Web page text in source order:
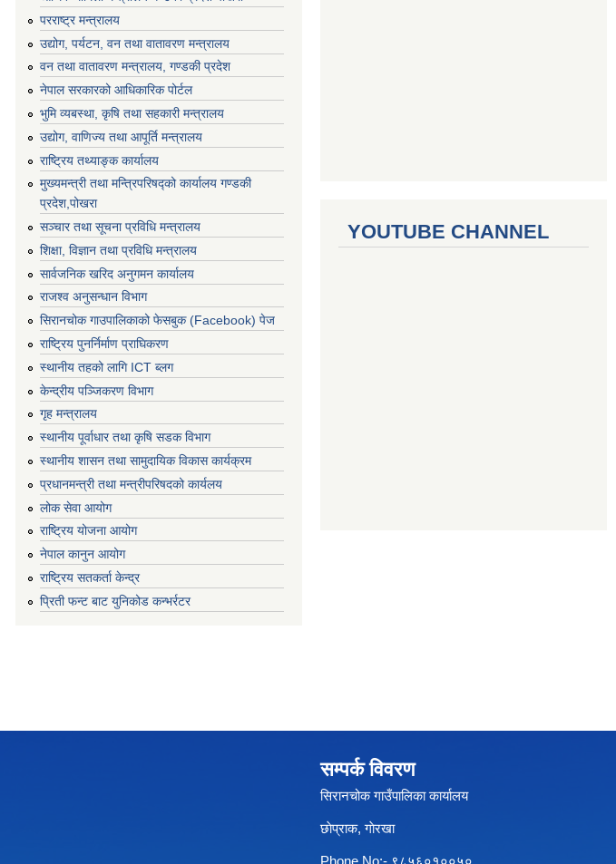
परराष्ट्र मन्त्रालय
उद्योग, पर्यटन, वन तथा वातावरण मन्त्रालय
वन तथा वातावरण मन्त्रालय, गण्डकी प्रदेश
नेपाल सरकारको आधिकारिक पोर्टल
भुमि व्यबस्था, कृषि तथा सहकारी मन्त्रालय
उद्योग, वाणिज्य तथा आपूर्ति मन्त्रालय
राष्ट्रिय तथ्याङ्क कार्यालय
मुख्यमन्त्री तथा मन्त्रिपरिषद्को कार्यालय गण्डकी
प्रदेश,पोखरा
सञ्‍चार तथा सूचना प्रविधि मन्त्रालय
शिक्षा, विज्ञान तथा प्रविधि मन्त्रालय
सार्वजनिक खरिद अनुगमन कार्यालय
राजश्व अनुसन्धान विभाग
सिरानचोक गाउपालिकाको फेसबुक (Facebook) पेज
राष्ट्रिय पुनर्निर्माण प्राघिकरण
स्थानीय तहको लागि ICT ब्लग
केन्द्रीय पञ्जिकरण विभाग
गृह मन्त्रालय
स्थानीय पूर्वाधार तथा कृषि सडक विभाग
स्थानीय शासन तथा सामुदायिक विकास कार्यक्रम
प्रधानमन्त्री तथा मन्त्रीपरिषदको कार्यलय
लोक सेवा आयोग
राष्ट्रिय योजना आयोग
नेपाल कानुन आयोग
राष्ट्रिय सतकर्ता केन्द्र
प्रिती फन्ट बाट युनिकोड कन्भर्रटर
YOUTUBE CHANNEL
सम्पर्क विवरण
सिरानचोक गाउँपालिका कार्यालय
छाेप्राक, गाेरखा
Phone No:- ९८५६०१००५०